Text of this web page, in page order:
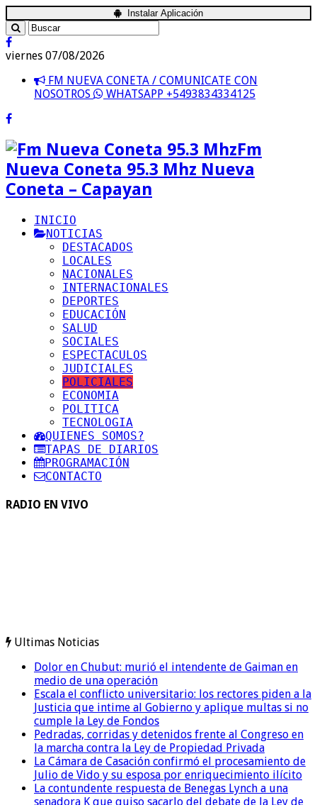
Instalar Aplicación
viernes 07/08/2026
FM NUEVA CONETA / COMUNICATE CON
NOSOTROS
WHATSAPP +5493834334125
Fm
Nueva Coneta 95.3 Mhz Nueva
Coneta – Capayan
INICIO
NOTICIAS
DESTACADOS
LOCALES
NACIONALES
INTERNACIONALES
DEPORTES
EDUCACIÓN
SALUD
SOCIALES
ESPECTACULOS
JUDICIALES
POLICIALES
ECONOMIA
POLITICA
TECNOLOGIA
QUIENES SOMOS?
TAPAS DE DIARIOS
PROGRAMACIÓN
CONTACTO
RADIO EN VIVO
Ultimas Noticias
Dolor en Chubut: murió el intendente de Gaiman en
medio de una operación
Escala el conflicto universitario: los rectores piden a la
Justicia que intime al Gobierno y aplique multas si no
cumple la Ley de Fondos
Pedradas, corridas y detenidos frente al Congreso en
la marcha contra la Ley de Propiedad Privada
La Cámara de Casación confirmó el procesamiento de
Julio de Vido y su esposa por enriquecimiento ilícito
La contundente respuesta de Benegas Lynch a una
senadora K que quiso sacarlo del debate de la Ley de